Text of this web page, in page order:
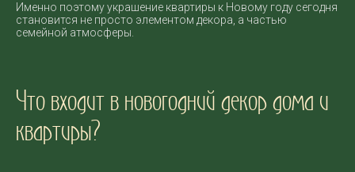
Именно поэтому украшение квартиры к Новому году сегодня
становится не просто элементом декора, а частью
семейной атмосферы.
Что входит в новогодний декор дома и
квартиры?